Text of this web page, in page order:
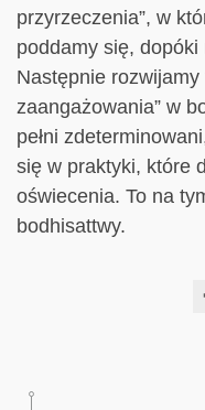
przyrzeczenia”, w
poddamy się,
Następnie
zaangażowania” w
pełni
się w praktyki, które
oświecenia. To na
bodhisattwy.